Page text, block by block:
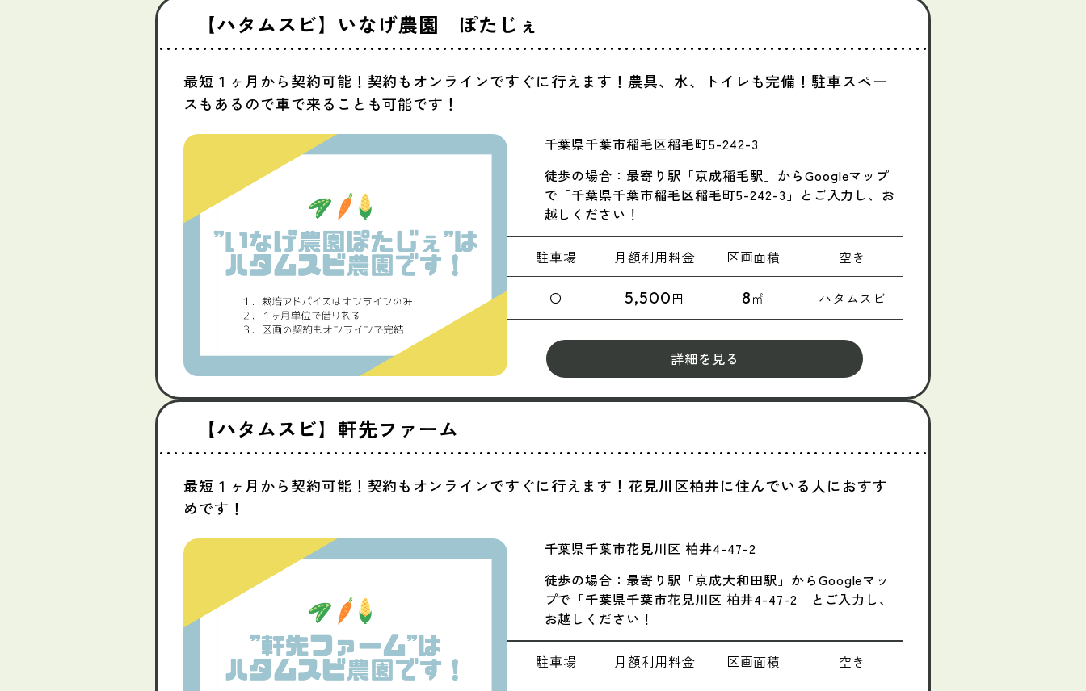
【ハタムスビ】いなげ農園 ぽたじぇ
最短１ヶ月から契約可能！契約もオンラインですぐに行えます！農具、水、トイレも完備！駐車スペー
スもあるので車で来ることも可能です！
千葉県千葉市稲毛区稲毛町5-242-3
徒歩の場合：最寄り駅「京成稲毛駅」からGoogleマップ
で「千葉県千葉市稲毛区稲毛町5-242-3」とご入力し、お
越しください！
駐車場 月額利用料金 区画面積 空き
〇 5,500円 8㎡ ハタムスビ
詳細を見る
【ハタムスビ】軒先ファーム
最短１ヶ月から契約可能！契約もオンラインですぐに行えます！花見川区柏井に住んでいる人におすす
めです！
千葉県千葉市花見川区 柏井4-47-2
徒歩の場合：最寄り駅「京成大和田駅」からGoogleマッ
プで「千葉県千葉市花見川区 柏井4-47-2」とご入力し、
お越しください！
駐車場 月額利用料金 区画面積 空き